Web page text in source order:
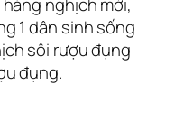
1 dân sinh sống
sôi rượu đụng
đụng.